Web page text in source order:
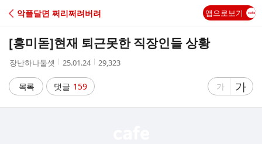
C
A
악플달면 쩌리쩌려버려 앱으로보기
[흥미돋]현재 퇴근못한 직장인들 상황
작
자
장난하나둘셋
작
시
간
25.01.24
조
29,323
목록 댓글 159
글
가
글
자
가